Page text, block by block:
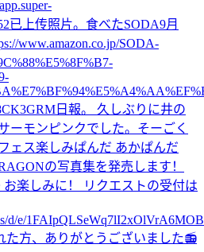
已上传照片。 食べたSODA9月
www.amazon.co.jp/SODA-
日報。 久しぶりに井の
ーモンピンクでした。 そーごく
ェス楽しみぱんだ あかぱんだ
の写真集を発売します！
楽しみに！ リクエストの受付は
d/e/
た方、ありがとうございました📻